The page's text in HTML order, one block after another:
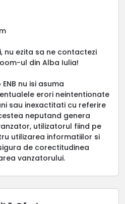
nu ezita sa ne contactezi
ul din Alba Iulia!
nu isi asuma
erori neintentionate
sau inexactitati cu referire
neputand genera
utilizatorul fiind pe
utilizarea informatiilor si
de corectitudinea
vanzatorului.